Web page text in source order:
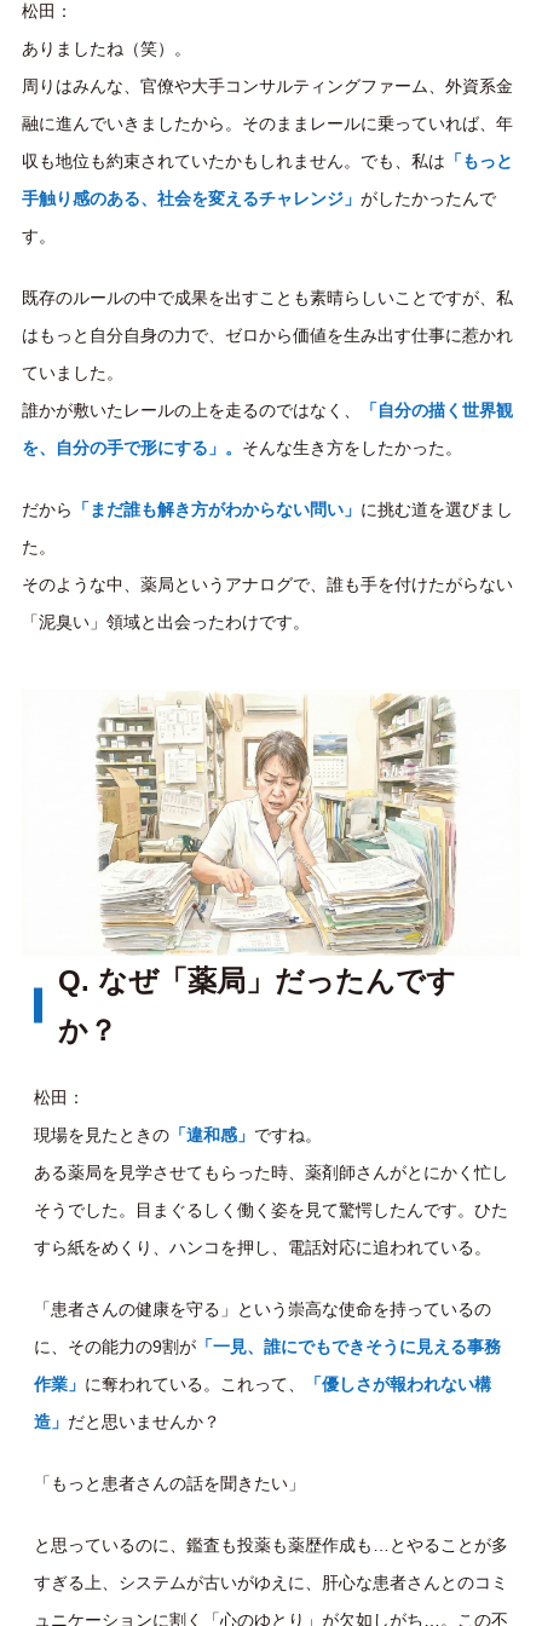
松田：
ありましたね（笑）。
周りはみんな、官僚や大手コンサルティングファーム、外資系金
融に進んでいきましたから。そのままレールに乗っていれば、年
収も地位も約束されていたかもしれません。でも、私は 「もっと
手触り感のある、社会を変えるチャレンジ」 がしたかったんで
す。
既存のルールの中で成果を出すことも素晴らしいことですが、私
はもっと自分自身の力で、ゼロから価値を生み出す仕事に惹かれ
ていました。
誰かが敷いたレールの上を走るのではなく、
「自分の描く世界観
を、自分の手で形にする」。 そんな生き方をしたかった。
だから 「まだ誰も解き方がわからない問い」 に挑む道を選びまし
た。
そのような中、薬局というアナログで、誰も手を付けたがらない
「泥臭い」領域と出会ったわけです。
Q. なぜ「薬局」だったんです
か？
松田：
現場を見たときの 「違和感」 ですね。
ある薬局を見学させてもらった時、薬剤師さんがとにかく忙し
そうでした。目まぐるしく働く姿を見て驚愕したんです。ひた
すら紙をめくり、ハンコを押し、電話対応に追われている。
「患者さんの健康を守る」という崇高な使命を持っているの
に、その能力の9割が 「一見、誰にでもできそうに見える事務
作業」 に奪われている。これって、
「優しさが報われない構
造」 だと思いませんか？
「もっと患者さんの話を聞きたい」
と思っているのに、鑑査も投薬も薬歴作成も…とやることが多
すぎる上、システムが古いがゆえに、肝心な患者さんとのコミ
ュニケーションに割く「心のゆとり」が欠如しがち…。この不